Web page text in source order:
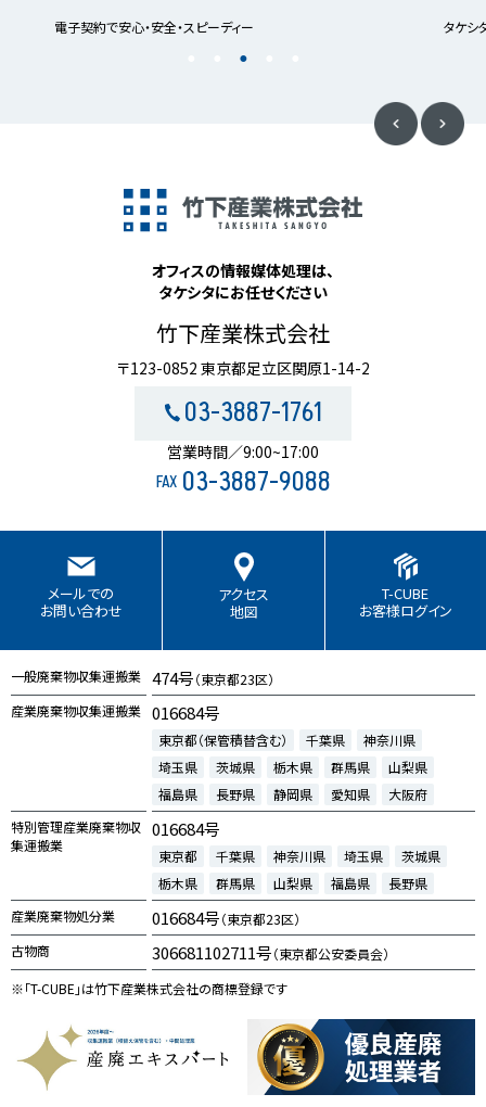
電子契約で安心・安全・スピーディー タケシ
オフィスの情報媒体処理は、
タケシタにお任せください
竹下産業株式会社
〒123-0852 東京都足立区関原1-14-2
03-3887-1761
営業時間／9:00~17:00
FAX 03-3887-9088
メールでの
お問い合わせ
アクセス
地図
T-CUBE
お客様ログイン
一般廃棄物収集運搬業 474号（東京都23区）
産業廃棄物収集運搬業 016684号
東京都（保管積替含む） 千葉県
神奈川県
埼玉県
茨城県 栃木県 群馬県
山梨県
福島県
長野県 静岡県 愛知県
大阪府
特別管理産業廃棄物収
集運搬業
016684号
東京都 千葉県 神奈川県 埼玉県
茨城県
栃木県
群馬県 山梨県 福島県
長野県
産業廃棄物処分業
016684号（東京都23区）
古物商
306681102711号（東京都公安委員会）
※「T-CUBE」は竹下産業株式会社の商標登録です